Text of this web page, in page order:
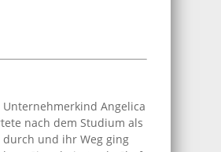
Unternehmerkind Angelica
nach dem Studium als
durch und ihr Weg ging